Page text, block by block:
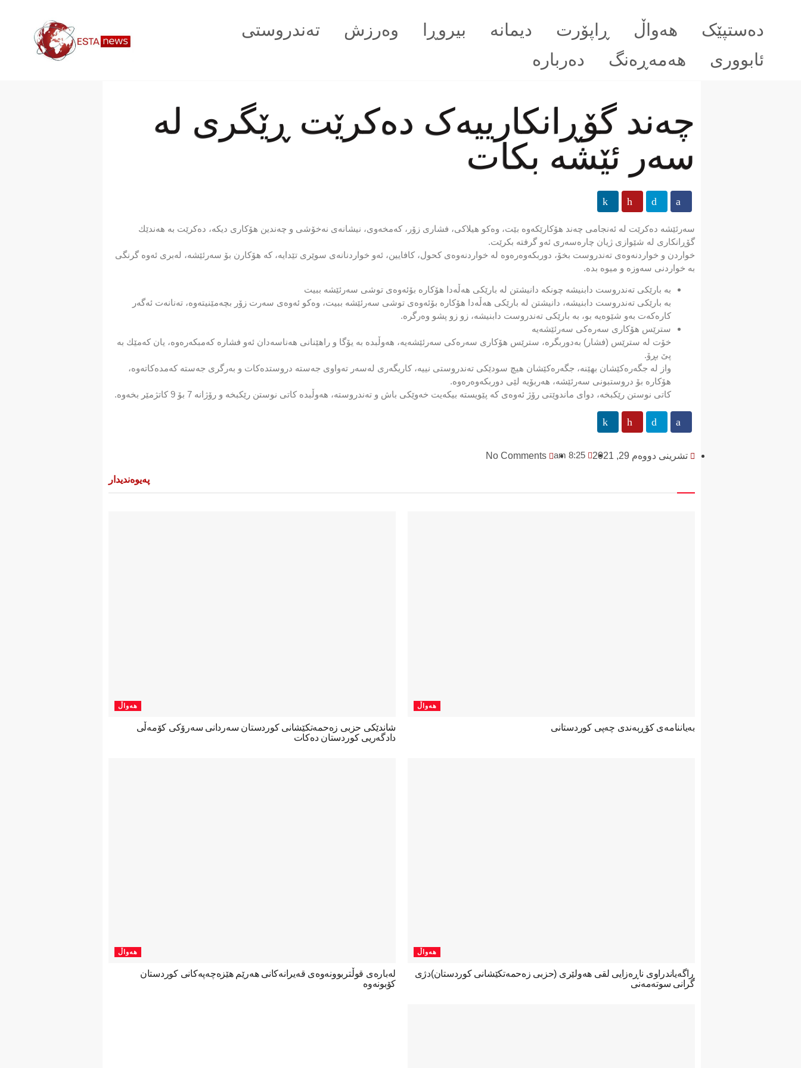
دەستپێک هەواڵ ڕاپۆرت دیمانە بیروڕا وەرزش
تەندروستی
ئابووری
هەمەڕەنگ دەربارە
چەند گۆڕانکارییەک دەكرێت ڕێگری لە
سەر ئێشە بكات
سەرئێشە دەكرێت لە ئەنجامی چەند هۆكارێكەوە بێت، وەكو هیلاکی، فشاری زۆر، كەمخەوی، نیشانەی نەخۆشی و چەندین هۆكاری دیكە، دەكرێت بە هەندێك
گۆڕانكاری لە شێوازی ژیان چارەسەری ئەو گرفتە بكرێت.
خواردن و خواردنەوەی تەندروست بخۆ، دوربكەوەرەوە لە خواردنەوەی كحول، كافایین، ئەو خواردنانەی سوێری تێدایە، كە هۆكارن بۆ سەرئێشە، لەبری ئەوە گرنگی
بە خواردنی سەوزە و میوە بدە.
بە بارێكی تەندروست دابنیشە چونکە دانیشتن لە بارێكی هەڵەدا هۆكارە بۆئەوەی توشی سەرئێشە ببیت
بە بارێكی تەندروست دابنیشە، دانیشتن لە بارێكی هەڵەدا هۆكارە بۆئەوەی توشی سەرئێشە ببیت، وەكو ئەوەی سەرت زۆر بچەمێنیتەوە، تەنانەت ئەگەر
كارەكەت بەو شێوەیە بو، بە بارێكی تەندروست دابنیشە، زو زو پشو وەرگرە.
سترێس هۆكاری سەرەكی سەرئێشەیە
خۆت لە سترێس (فشار) بەدوربگرە، سترێس هۆكاری سەرەكی سەرئێشەیە، هەوڵبدە بە یۆگا و راهێنانی هەناسەدان ئەو فشارە كەمبكەرەوە، یان كەمێك بە
پێ بڕۆ.
واز لە جگەرەكێشان بهێنە، جگەرەكێشان هیچ سودێكی تەندروستی نییە، كاریگەری لەسەر تەواوی جەستە دروستدەكات و بەرگری جەستە كەمدەكاتەوە،
هۆكارە بۆ دروستبونی سەرئێشە، هەربۆیە لێی دوربكەوەرەوە.
كاتی نوستن رێكبخە، دوای ماندوێتی رۆژ ئەوەی كە پێویستە بیكەیت خەوێكی باش و تەندروستە، هەوڵبدە كاتی نوستن رێكبخە و رۆژانە 7 بۆ 9 كاتژمێر بخەوە.
تشرینی دووەم 29, 2021 8:25 am
No Comments
پەیوەندیدار
هەواڵ
بەیاننامەی کۆڕبەندی چەپی کوردستانی
هەواڵ
شاندێکی حزبی زەحمەتکێشانی کوردستان سەردانی سەرۆکی کۆمەڵی
دادگەریی کوردستان دەکات
هەواڵ
ڕاگەیاندراوی ناڕەزایی لقی هەولێری (حزبی زەحمەتکێشانی کوردستان)دژی
گرانی سوتەمەنی
هەواڵ
لەبارەی قوڵتربوونەوەی قەیرانەكانی هەرێم هێزەچەپەكانی كوردستان
كۆبونەوە